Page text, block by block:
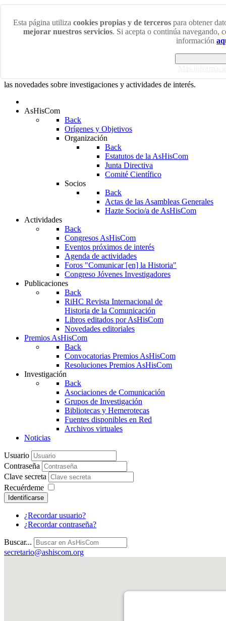
Esta página utiliza cookies propias y de terceros para obtener
mejorar nuestros servicios. Si acepta o continúa navegando,
información
¡Bienvenidos/as a la web de la Asociación de Historiadores
En esta web podrás acceder a las últimas noticias sobre los más
las novedades sobre investigaciones y actividades de interés.
AsHisCom
Back
Orígenes y Objetivos
Organización
Back
Estatutos de la AsHisCom
Junta Directiva
Comité Científico
Socios
Back
Actas de las Asambleas Generales
Hazte Socio/a de AsHisCom
Actividades
Back
Congresos AsHisCom
Eventos próximos de interés
Agenda de actividades
Foros "Comunicar [en] la Historia"
Congreso Jóvenes Investigadores
Publicaciones
Back
RiHC Revista Internacional de
Historia de la Comunicación
Libros editados por AsHisCom
Novedades editoriales
Premios AsHisCom
Back
Convocatorias Premios AsHisCom
Resoluciones Premios AsHisCom
Investigación
Back
Asociaciones de Comunicación
Grupos de Investigación
Bibliotecas y Hemerotecas
Fuentes disponibles en Red
Archivos virtuales
Noticias
Usuario
Contraseña
Clave secreta
Recuérdeme
Identificarse
¿Recordar usuario?
¿Recordar contraseña?
Buscar...
secretario@ashiscom.org